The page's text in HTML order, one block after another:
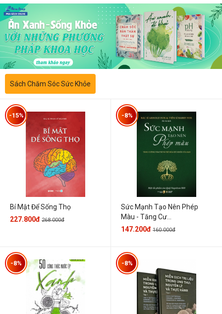
Sách Chăm Sóc Sức Khỏe
Bí Mật Để Sống Thọ
-15%
227.800đ 268.000đ
Sức Mạnh Tạo Nên Phép
Màu - Tăng Cư...
-8%
147.200đ 160.000đ
-8% -8%